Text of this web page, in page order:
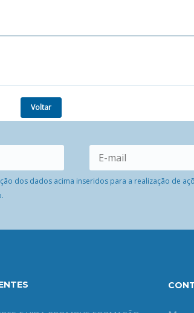
Voltar
dos dados acima inseridos para a realização de